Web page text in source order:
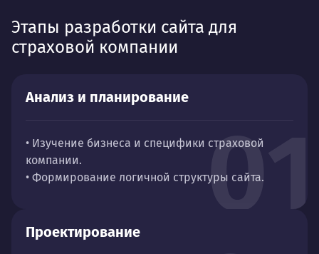
Этапы разработки сайта для
страховой компании
01
Анализ и планирование
• Изучение бизнеса и специфики страховой
компании.
• Формирование логичной структуры сайта.
Проектирование